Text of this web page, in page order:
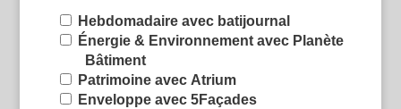
Hebdomadaire avec batijournal
Énergie & Environnement avec Planète
Bâtiment
Patrimoine avec Atrium
Enveloppe avec 5Façades